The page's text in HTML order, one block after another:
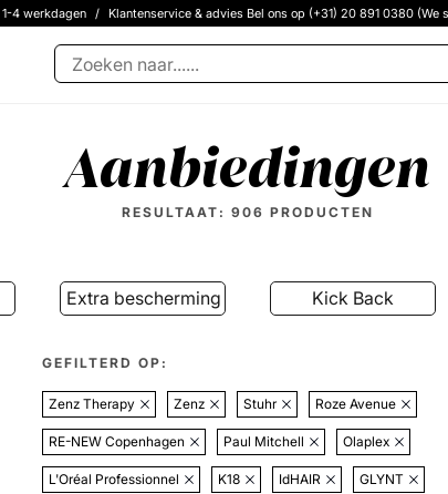
4 werkdagen / Klantenservice & advies Bel ons op (+31) 20 891 0380 (We
Aanbiedingen
RESULTAAT: 906 PRODUCTEN
Extra bescherming tegen de kouKick Back
GEFILTERD OP:
Zenz Therapy Zenz Stuhr Roze Avenue
RE-NEW Copenhagen Paul Mitchell Olaplex
L'Oréal Professionnel K18 IdHAIR GLYNT